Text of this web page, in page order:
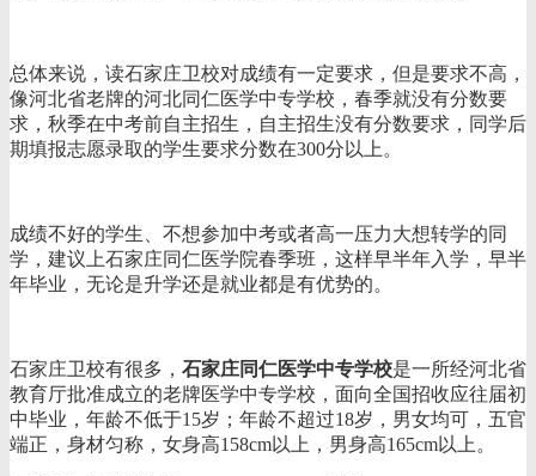
总体来说，读石家庄卫校对成绩有一定要求，但是要求不高，
像河北省老牌的河北同仁医学中专学校，春季就没有分数要
求，秋季在中考前自主招生，自主招生没有分数要求，同学后
期填报志愿录取的学生要求分数在300分以上。
成绩不好的学生、不想参加中考或者高一压力大想转学的同
学，建议上石家庄同仁医学院春季班，这样早半年入学，早半
年毕业，无论是升学还是就业都是有优势的。
石家庄卫校有很多， 石家庄同仁医学中专学校是一所经河北省
教育厅批准成立的老牌医学中专学校，面向全国招收应往届初
中毕业，年龄不低于15岁；年龄不超过18岁，男女均可，五官
端正，身材匀称，女身高158cm以上，男身高165cm以上。